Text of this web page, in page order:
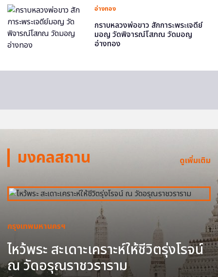
อ่างทอง
กราบหลวงพ่อขาว สักการะพระเจดีย์
มอญ วัดพิจารณ์โสภณ วัดมอญ
อ่างทอง
มงคลสถาน ดูเพิ่มเติม
กรุงเทพมหานครฯ
ไหว้พระ สะเดาะเคราะห์ให้ชีวิตรุ่งโรจน์
ณ วัดอรุณราชวราราม